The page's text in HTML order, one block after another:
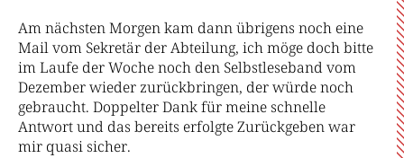
Am nächsten Morgen kam dann übrigens noch eine
Mail vom Sekretär der Abteilung, ich möge doch bitte
im Laufe der Woche noch den Selbstleseband vom
Dezember wieder zurückbringen, der würde noch
gebraucht. Doppelter Dank für meine schnelle
Antwort und das bereits erfolgte Zurückgeben war
mir quasi sicher.